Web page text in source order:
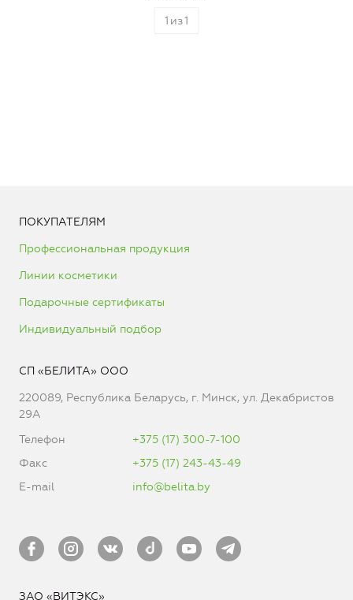
1 из1
ПОКУПАТЕЛЯМ
Профессиональная продукция
Линии косметики
Подарочные сертификаты
Индивидуальный подбор
СП «БЕЛИТА» ООО
220089, Республика Беларусь, г. Минск, ул. Декабристов
29А
Телефон
+375 (17) 300-7-100
Факс
+375 (17) 243-43-49
E-mail
info@belita.by
ЗАО «ВИТЭКС»